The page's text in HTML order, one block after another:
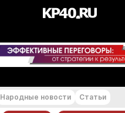
+21...+22 °С
Народные новости Статьи